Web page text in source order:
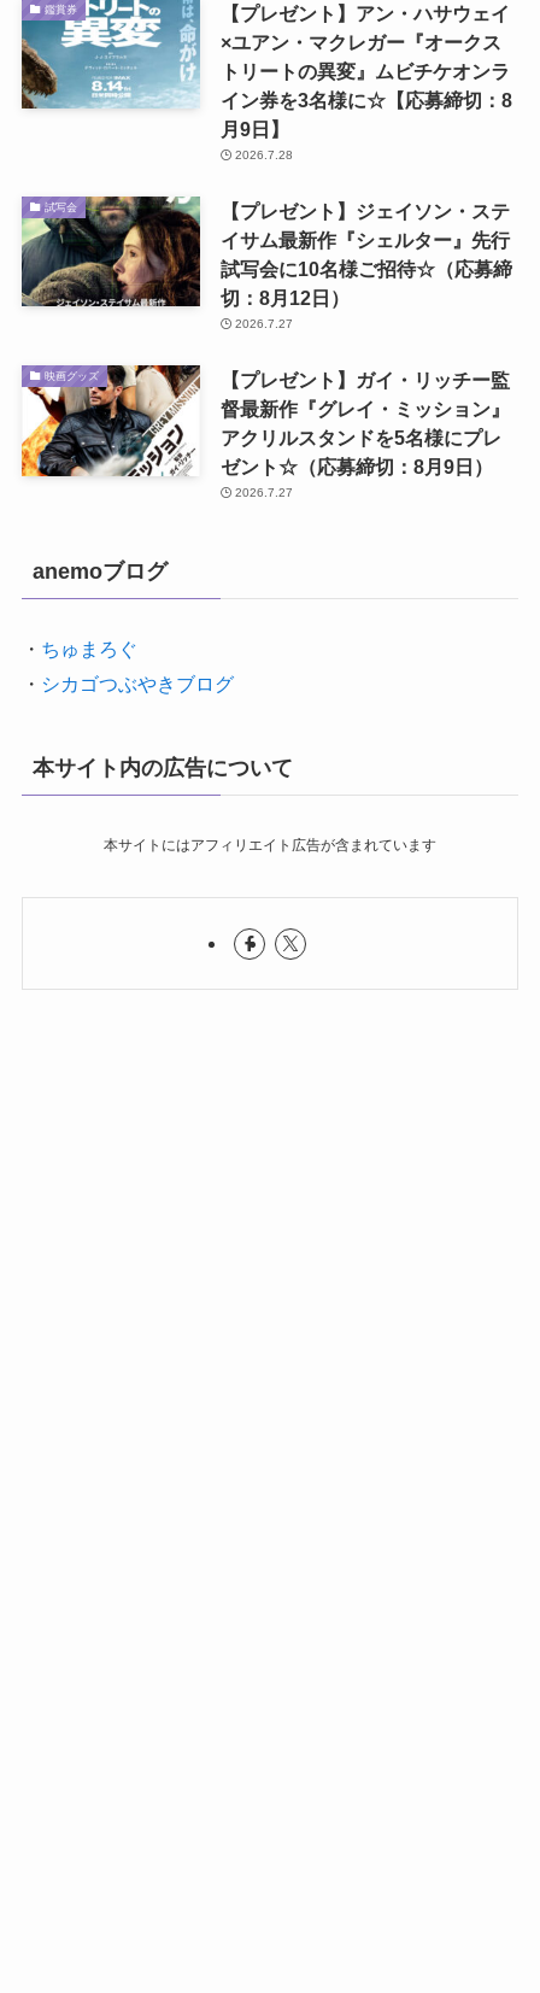
鑑賞券
【プレゼント】アン・ハサウェイ
×ユアン・マクレガー『オークス
トリートの異変』ムビチケオンラ
イン券を3名様に☆【応募締切：8
月9日】
2026.7.28
試写会
【プレゼント】ジェイソン・ステ
イサム最新作『シェルター』先行
試写会に10名様ご招待☆（応募締
切：8月12日）
2026.7.27
映画グッズ
【プレゼント】ガイ・リッチー監
督最新作『グレイ・ミッション』
アクリルスタンドを5名様にプレ
ゼント☆（応募締切：8月9日）
2026.7.27
anemoブログ
・ ちゅまろぐ
・ シカゴつぶやきブログ
本サイト内の広告について
本サイトにはアフィリエイト広告が含まれています